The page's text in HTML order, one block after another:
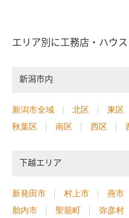
エリア別に工務店・ハウ
新潟市内
新潟市全域 北区 東区
秋葉区
南区 西区
下越エリア
新発田市 村上市 燕市
胎内市
聖籠町 弥彦村